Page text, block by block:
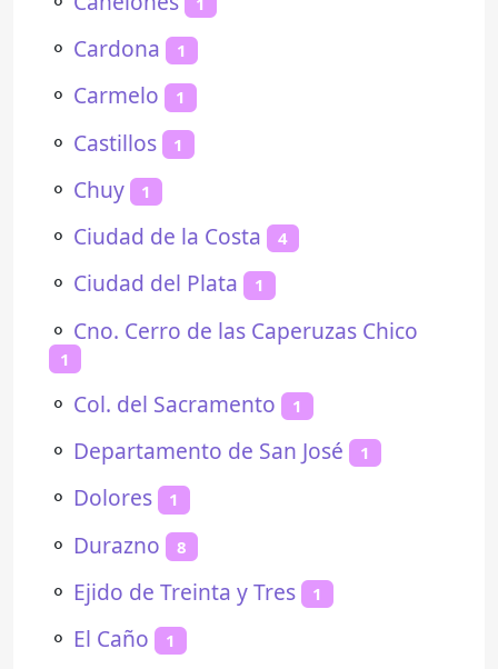
⚬ Cardona 1
⚬ Carmelo 1
⚬ Castillos 1
⚬ Chuy 1
⚬ Ciudad de la Costa 4
⚬ Ciudad del Plata 1
⚬ Cno. Cerro de las Caperuzas Chico
1
⚬ Col. del Sacramento 1
⚬ Departamento de San José 1
⚬ Dolores 1
⚬ Durazno 8
⚬ Ejido de Treinta y Tres 1
⚬ El Caño 1